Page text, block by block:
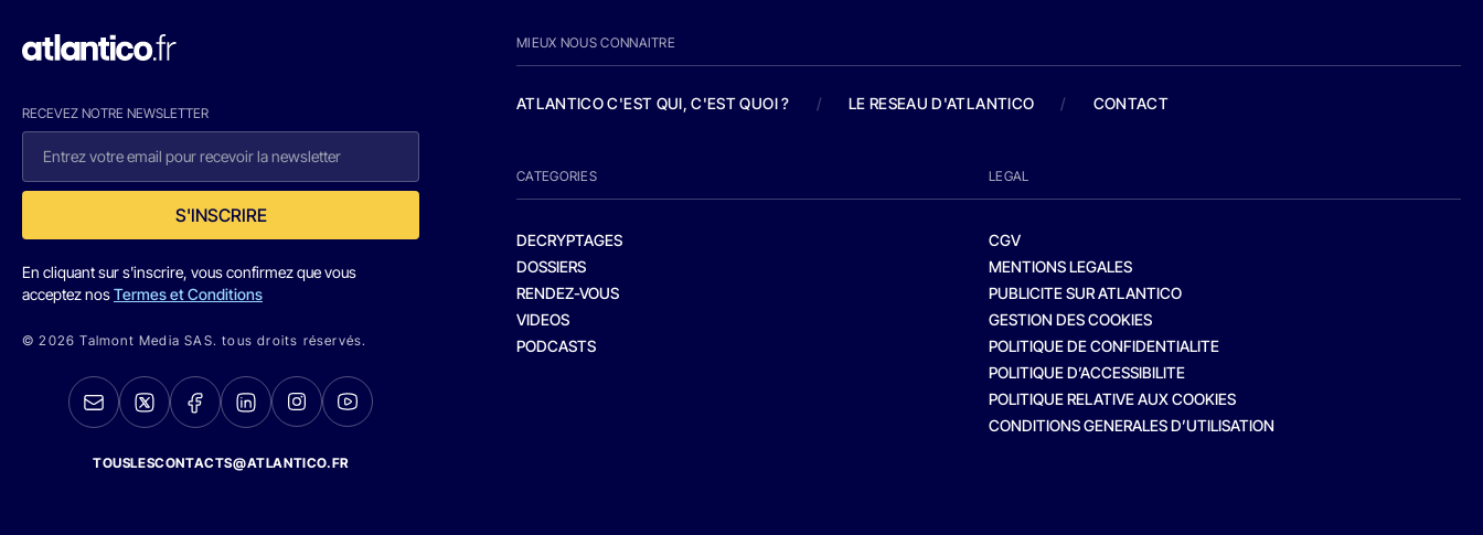
RECEVEZ NOTRE NEWSLETTER
S'INSCRIRE
En cliquant sur s'inscrire, vous confirmez que vous
acceptez nosTermes et Conditions
© 2026 Talmont Media SAS. tous droits réservés.
TOUSLESCONTACTS@ATLANTICO.FR
MIEUX NOUS CONNAITRE
ATLANTICO C'EST QUI, C'EST QUOI ? / LE RESEAU D'ATLANTICO / CONTACT
CATEGORIES
DECRYPTAGES
DOSSIERS
RENDEZ-VOUS
VIDEOS
PODCASTS
LEGAL
CGV
MENTIONS LEGALES
PUBLICITE SUR ATLANTICO
GESTION DES COOKIES
POLITIQUE DE CONFIDENTIALITE
POLITIQUE D’ACCESSIBILITE
POLITIQUE RELATIVE AUX COOKIES
CONDITIONS GENERALES D’UTILISATION